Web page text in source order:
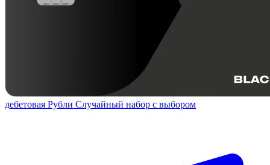
дебетовая Рубли Случайный набор с выбором